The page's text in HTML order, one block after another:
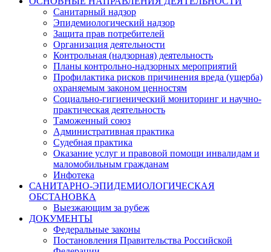
Санитарный надзор
Эпидемиологический надзор
Защита прав потребителей
Организация деятельности
Контрольная (надзорная) деятельность
Планы контрольно-надзорных мероприятий
Профилактика рисков причинения вреда (ущерба)
охраняемым законом ценностям
Социально-гигиенический мониторинг и научно-
практическая деятельность
Таможенный союз
Административная практика
Судебная практика
Оказание услуг и правовой помощи инвалидам и
маломобильным гражданам
Инфотека
САНИТАРНО-ЭПИДЕМИОЛОГИЧЕСКАЯ
ОБСТАНОВКА
Выезжающим за рубеж
ДОКУМЕНТЫ
Федеральные законы
Постановления Правительства Российской